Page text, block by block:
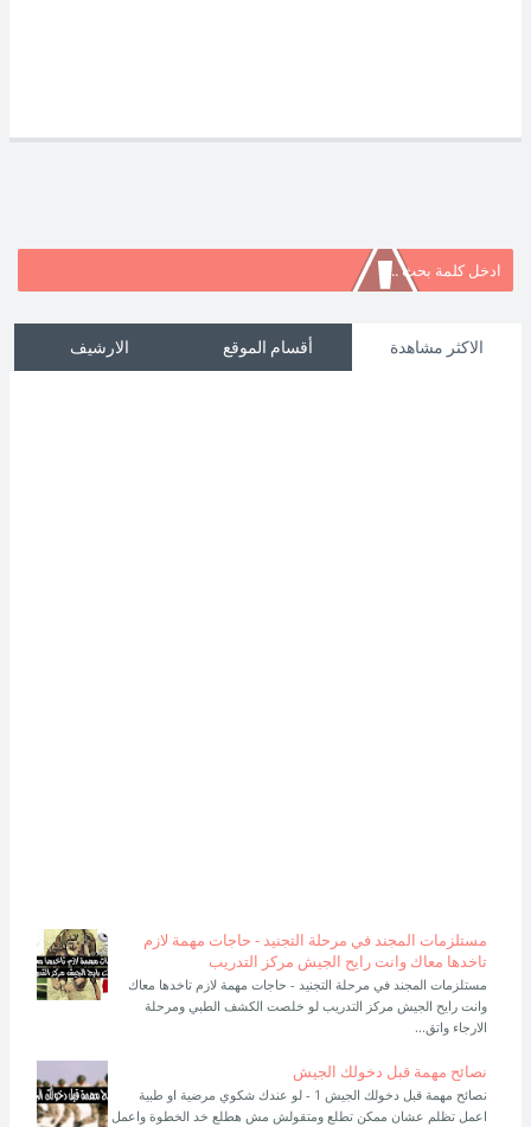
الاكثر مشاهدة أقسام الموقع الارشيف
مستلزمات المجند في مرحلة التجنيد - حاجات مهمة لازم
تاخدها معاك وانت رايح الجيش مركز التدريب
مستلزمات المجند في مرحلة التجنيد - حاجات مهمة لازم تاخدها معاك
وانت رايح الجيش مركز التدريب لو خلصت الكشف الطبي ومرحلة
الارجاء واتق...
نصائح مهمة قبل دخولك الجيش
نصائح مهمة قبل دخولك الجيش 1 - لو عندك شكوي مرضية او طبية
اعمل تظلم عشان ممكن تطلع ومتقولش مش هطلع خد الخطوة واعمل